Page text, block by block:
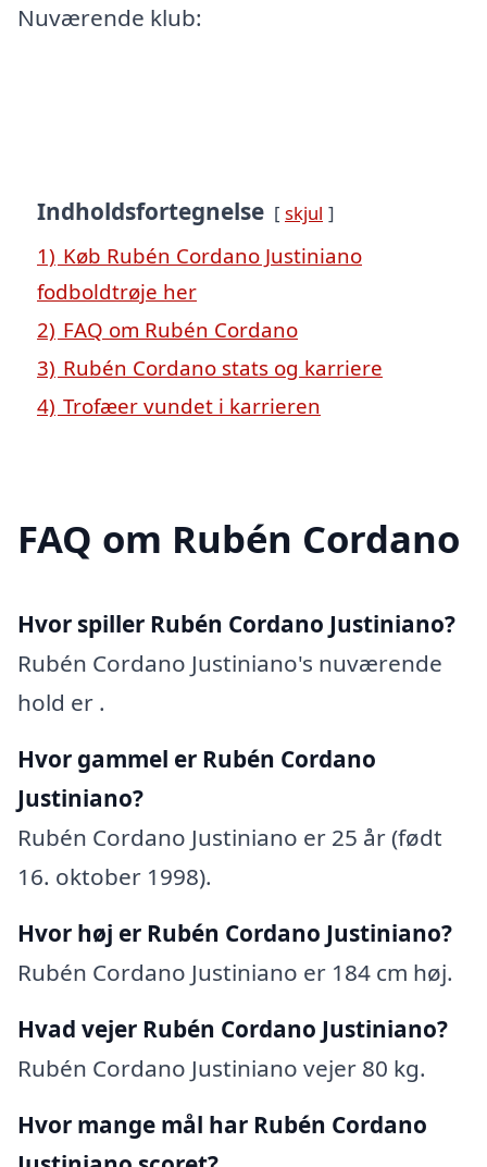
Nuværende klub:
Indholdsfortegnelse skjul
1) Køb Rubén Cordano Justiniano
fodboldtrøje her
2) FAQ om Rubén Cordano
3) Rubén Cordano stats og karriere
4) Trofæer vundet i karrieren
FAQ om Rubén Cordano
Hvor spiller Rubén Cordano Justiniano?
Rubén Cordano Justiniano's nuværende
hold er .
Hvor gammel er Rubén Cordano
Justiniano?
Rubén Cordano Justiniano er 25 år (født
16. oktober 1998).
Hvor høj er Rubén Cordano Justiniano?
Rubén Cordano Justiniano er 184 cm høj.
Hvad vejer Rubén Cordano Justiniano?
Rubén Cordano Justiniano vejer 80 kg.
Hvor mange mål har Rubén Cordano